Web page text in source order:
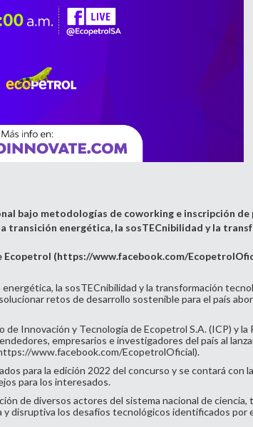
bajo metodologías de coworking e inscripción de
energética, la sosTECnibilidad y la
Ecopetrol (https://www.facebook.com/
la sosTECnibilidad y la transformación
retos de desarrollo sostenible para el país
Innovación y Tecnología de Ecopetrol S.A. (ICP) y
empresarios e investigadores del país al
www.facebook.com/EcopetrolOficial).
para la edición 2022 del concurso y se contará con
para los interesados.
de diversos actores del sistema nacional de
disruptiva los desafíos tecnológicos identificados por